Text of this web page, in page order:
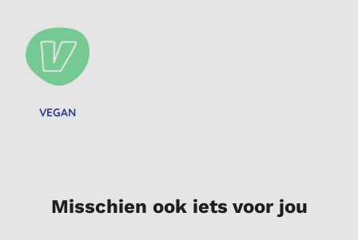
VEGAN
Misschien ook iets voor jou